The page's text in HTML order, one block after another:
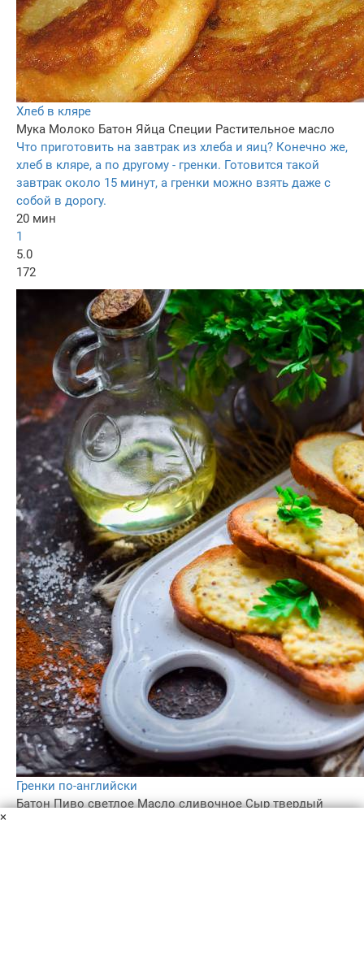
Хлеб в кляре
Мука Молоко Батон Яйца Специи Растительное масло
Что приготовить на завтрак из хлеба и яиц? Конечно же,
хлеб в кляре, а по другому - гренки. Готовится такой
завтрак около 15 минут, а гренки можно взять даже с
собой в дорогу.
20 мин
1
5.0
172
Гренки по-английски
Батон Пиво светлое Масло сливочное Сыр твердый
×